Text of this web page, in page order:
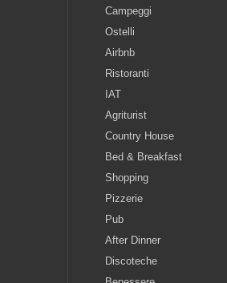
Campeggi
Ostelli
Airbnb
Ristoranti
IAT
Agriturist
Country House
Bed & Breakfast
Shopping
Pizzerie
Pub
After Dinner
Discoteche